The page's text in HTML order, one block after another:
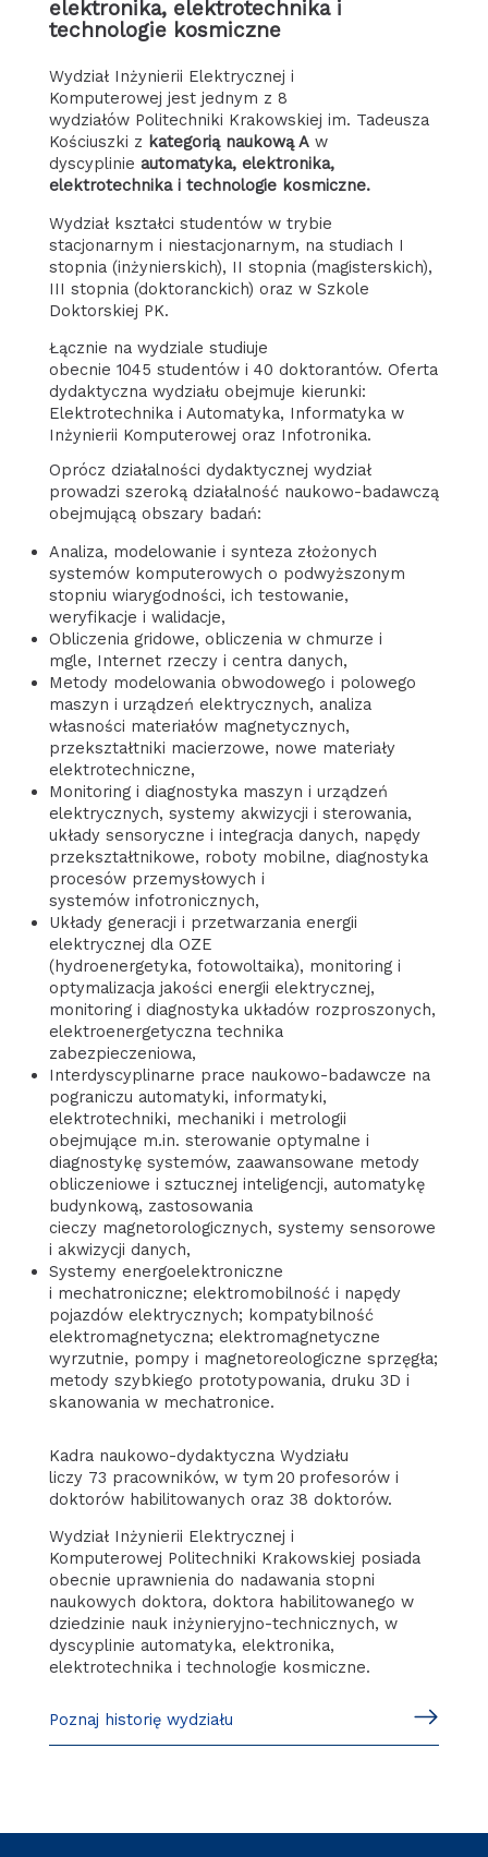
elektronika, elektrotechnika i
technologie kosmiczne
Wydział Inżynierii Elektrycznej i
Komputerowej jest jednym z 8
wydziałów Politechniki Krakowskiej im. Tadeusza
Kościuszki z kategorią naukową Aw
dyscyplinie automatyka, elektronika,
elektrotechnika i technologie kosmiczne.
Wydział kształci studentów w trybie
stacjonarnym i niestacjonarnym, na studiach I
stopnia (inżynierskich), II stopnia (magisterskich),
III stopnia (doktoranckich) oraz w Szkole
Doktorskiej PK.
Łącznie na wydziale studiuje
obecnie 1045 studentów i 40 doktorantów. Oferta
dydaktyczna wydziału obejmuje kierunki:
Elektrotechnika i Automatyka, Informatyka w
Inżynierii Komputerowej oraz Infotronika.
Oprócz działalności dydaktycznej wydział
prowadzi szeroką działalność naukowo-badawczą
obejmującą obszary badań:
Analiza, modelowanie i synteza złożonych
systemów komputerowych o podwyższonym
stopniu wiarygodności, ich testowanie,
weryfikacje i walidacje,
Obliczenia gridowe, obliczenia w chmurze i
mgle, Internet rzeczy i centra danych,
Metody modelowania obwodowego i polowego
maszyn i urządzeń elektrycznych, analiza
własności materiałów magnetycznych,
przekształtniki macierzowe, nowe materiały
elektrotechniczne,
Monitoring i diagnostyka maszyn i urządzeń
elektrycznych, systemy akwizycji i sterowania,
układy sensoryczne i integracja danych, napędy
przekształtnikowe, roboty mobilne, diagnostyka
procesów przemysłowych i
systemów infotronicznych,
Układy generacji i przetwarzania energii
elektrycznej dla OZE
(hydroenergetyka, fotowoltaika), monitoring i
optymalizacja jakości energii elektrycznej,
monitoring i diagnostyka układów rozproszonych,
elektroenergetyczna technika
zabezpieczeniowa,
Interdyscyplinarne prace naukowo-badawcze na
pograniczu automatyki, informatyki,
elektrotechniki, mechaniki i metrologii
obejmujące m.in. sterowanie optymalne i
diagnostykę systemów, zaawansowane metody
obliczeniowe i sztucznej inteligencji, automatykę
budynkową, zastosowania
cieczy magnetorologicznych, systemy sensorowe
i akwizycji danych,
Systemy energoelektroniczne
i mechatroniczne; elektromobilność i napędy
pojazdów elektrycznych; kompatybilność
elektromagnetyczna; elektromagnetyczne
wyrzutnie, pompy i magnetoreologiczne sprzęgła;
metody szybkiego prototypowania, druku 3D i
skanowania w mechatronice.
Kadra naukowo-dydaktyczna Wydziału
liczy 73 pracowników, w tym 20 profesorów i
doktorów habilitowanych oraz 38 doktorów.
Wydział Inżynierii Elektrycznej i
Komputerowej Politechniki Krakowskiej posiada
obecnie uprawnienia do nadawania stopni
naukowych doktora, doktora habilitowanego w
dziedzinie nauk inżynieryjno-technicznych, w
dyscyplinie automatyka, elektronika,
elektrotechnika i technologie kosmiczne.
Poznaj historię wydziału